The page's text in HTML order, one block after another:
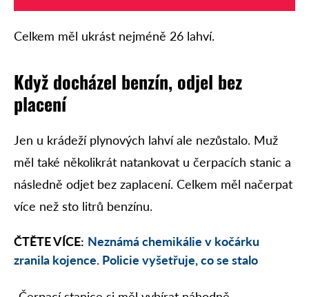
Celkem měl ukrást nejméně 26 lahví.
Když docházel benzín, odjel bez
placení
Jen u krádeží plynových lahví ale nezůstalo. Muž
měl také několikrát natankovat u čerpacích stanic a
následně odjet bez zaplacení. Celkem měl načerpat
více než sto litrů benzínu.
ČTĚTE VÍCE: Neznámá chemikálie v kočárku
zranila kojence. Policie vyšetřuje, co se stalo